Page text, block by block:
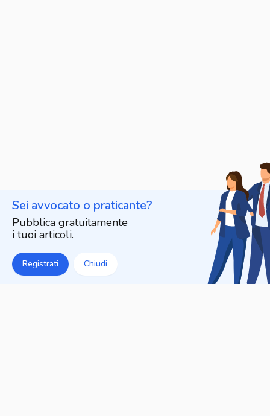
Sei avvocato o praticante?
Pubblica gratuitamente
i tuoi articoli.
Registrati Chiudi